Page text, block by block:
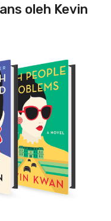
oleh Kevin